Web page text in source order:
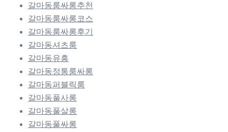
갈마동룸싸롱추천
갈마동룸싸롱코스
갈마동룸싸롱후기
갈마동셔츠룸
갈마동유흥
갈마동정통룸싸롱
갈마동퍼블릭룸
갈마동풀사롱
갈마동풀살롱
갈마동풀싸롱